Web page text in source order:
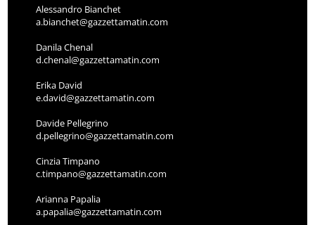
Alessandro Bianchet
a.bianchet@gazzettamatin.com
Danila Chenal
d.chenal@gazzettamatin.com
Erika David
e.david@gazzettamatin.com
Davide Pellegrino
d.pellegrino@gazzettamatin.com
Cinzia Timpano
c.timpano@gazzettamatin.com
Arianna Papalia
a.papalia@gazzettamatin.com